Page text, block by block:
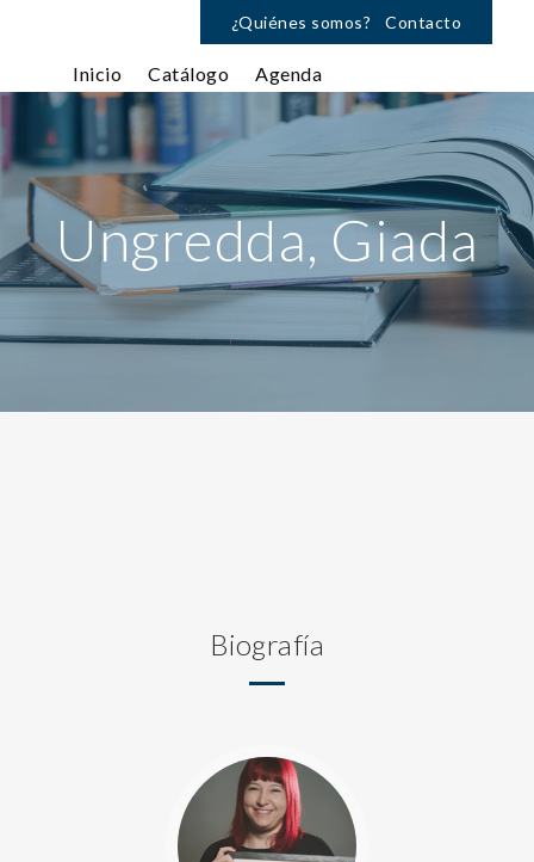
¿Quiénes somos? Contacto
Inicio Catálogo Agenda
Ungredda, Giada
Biografía